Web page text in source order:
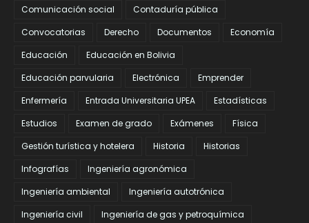
Comunicación social
Contaduría pública
Convocatorias
Derecho Documentos
Economía
Educación
Educación en Bolivia
Educación parvularia
Electrónica
Emprender
Enfermería
Entrada Universitaria UPEA
Estadísticas
Estudios
Examen de grado Exámenes
Física
Gestión turística y hotelera
Historia
Historias
Infografías
Ingeniería agronómica
Ingeniería ambiental
Ingeniería autotrónica
Ingeniería civil
Ingeniería de gas y petroquímica